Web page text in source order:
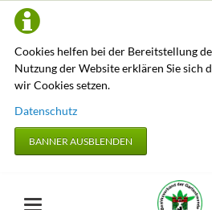
Cookies helfen bei der Bereitstellung
Nutzung der Website erklären Sie sich
wir Cookies setzen.
Datenschutz
BANNER AUSBLENDEN